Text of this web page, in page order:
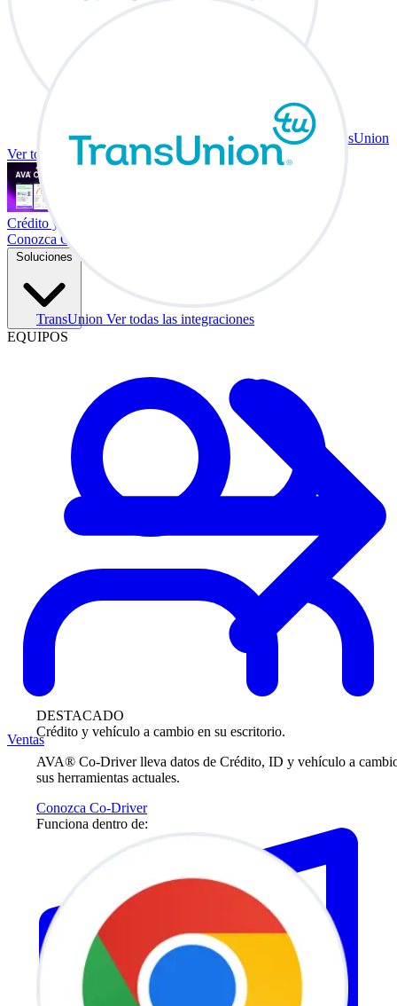
TransUnion Ver todas las integraciones
DESTACADO
Crédito y vehículo a cambio en su escritorio.
AVA® Co-Driver lleva datos de Crédito, ID y vehículo a
sus herramientas actuales.
Conozca Co-Driver
Funciona dentro de:
TransUnion
Ver todas las integraciones
Crédito y vehículo a cambio en su escritorio.
Conozca Co-Driver
Soluciones
EQUIPOS
Ventas